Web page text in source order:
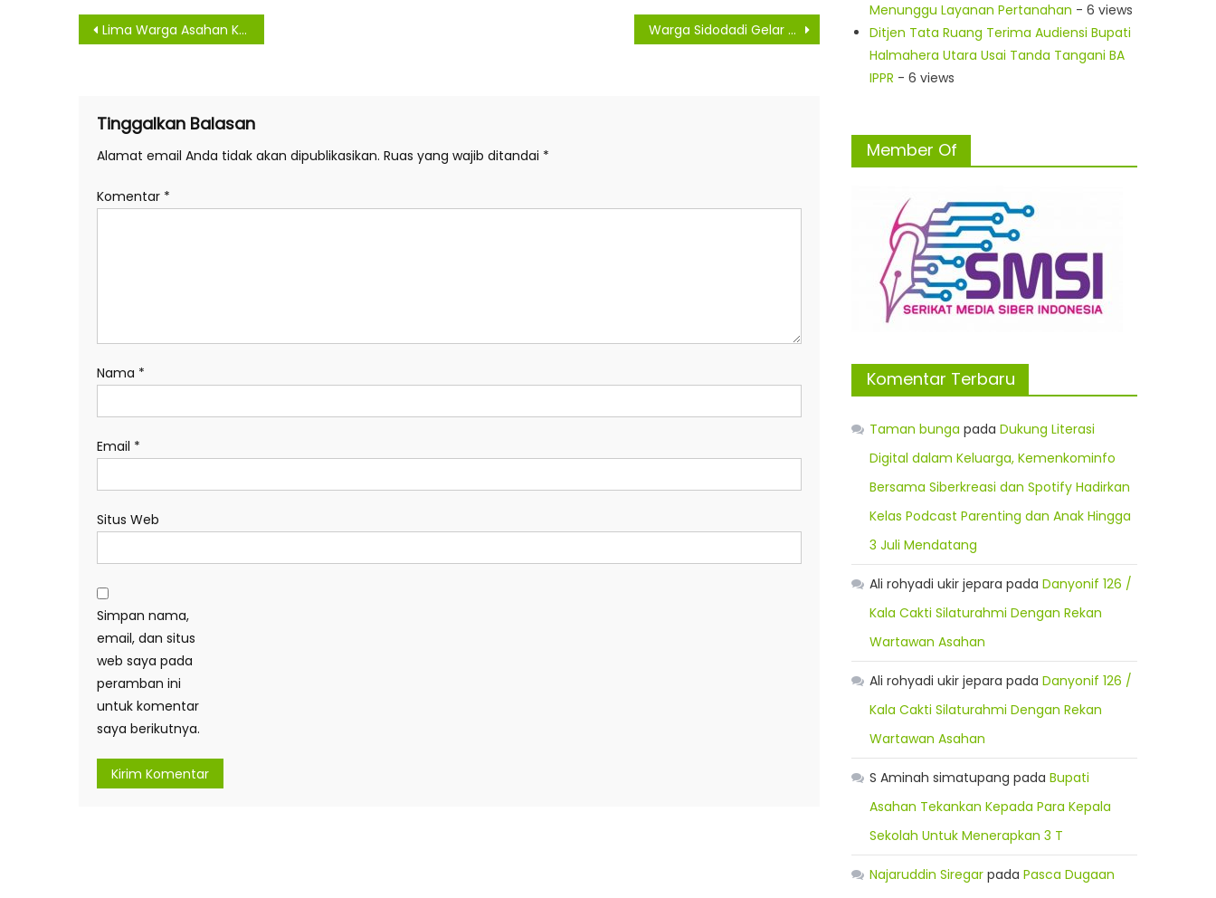
Navigasi
Lima Warga Asahan Konfirmasi Dan Lima Sembuh Dari Virus Covid -19 Warga Sidodadi Gelar Syukuran Dilantiknya Bupati dan Wakil Bupati Asahan
Tinggalkan Balasan
Alamat email Anda tidak akan dipublikasikan. Ruas yang wajib ditandai *
Komentar *
Nama *
Email *
Situs Web
Simpan nama,
email, dan situs
web saya pada
peramban ini
untuk komentar
saya berikutnya.
Menunggu Layanan Pertanahan - 6 views
Ditjen Tata Ruang Terima Audiensi Bupati
Halmahera Utara Usai Tanda Tangani BA
IPPR - 6 views
Member Of
Komentar Terbaru
Taman bunga padaDukung Literasi
Digital dalam Keluarga, Kemenkominfo
Bersama Siberkreasi dan Spotify Hadirkan
Kelas Podcast Parenting dan Anak Hingga
3 Juli Mendatang
Ali rohyadi ukir jepara padaDanyonif 126 /
Kala Cakti Silaturahmi Dengan Rekan
Wartawan Asahan
Ali rohyadi ukir jepara padaDanyonif 126 /
Kala Cakti Silaturahmi Dengan Rekan
Wartawan Asahan
S Aminah simatupang padaBupati
Asahan Tekankan Kepada Para Kepala
Sekolah Untuk Menerapkan 3 T
Najaruddin Siregar padaPasca Dugaan